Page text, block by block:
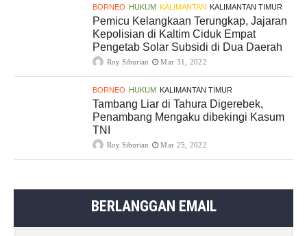
BORNEO HUKUM KALIMANTAN KALIMANTAN TIMUR
Pemicu Kelangkaan Terungkap, Jajaran
Kepolisian di Kaltim Ciduk Empat
Pengetab Solar Subsidi di Dua Daerah
Roy Siburian Mar 31, 2022
BORNEO HUKUM KALIMANTAN TIMUR
Tambang Liar di Tahura Digerebek,
Penambang Mengaku dibekingi Kasum
TNI
Roy Siburian Mar 25, 2022
BERLANGGAN EMAIL